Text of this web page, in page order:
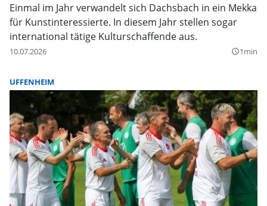
Einmal im Jahr verwandelt sich Dachsbach in ein Mekka
für Kunstinteressierte. In diesem Jahr stellen sogar
international tätige Kulturschaffende aus.
10.07.2026 query_builder1min
UFFENHEIM